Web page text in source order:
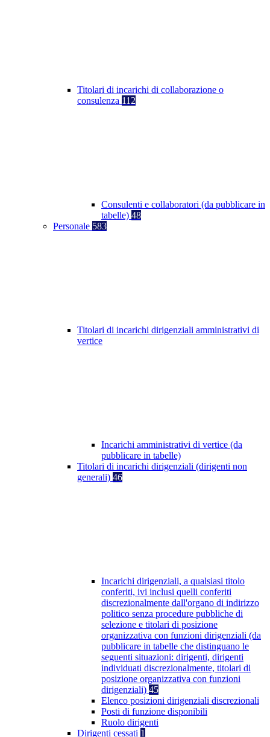
Titolari di incarichi di collaborazione o
consulenza 112
Consulenti e collaboratori (da pubblicare in
tabelle) 48
Personale 583
Titolari di incarichi dirigenziali amministrativi di
vertice
Incarichi amministrativi di vertice (da
pubblicare in tabelle)
Titolari di incarichi dirigenziali (dirigenti non
generali) 46
Incarichi dirigenziali, a qualsiasi titolo
conferiti, ivi inclusi quelli conferiti
discrezionalmente dall'organo di indirizzo
politico senza procedure pubbliche di
selezione e titolari di posizione
organizzativa con funzioni dirigenziali (da
pubblicare in tabelle che distinguano le
seguenti situazioni: dirigenti, dirigenti
individuati discrezionalmente, titolari di
posizione organizzativa con funzioni
dirigenziali) 45
Elenco posizioni dirigenziali discrezionali
Posti di funzione disponibili
Ruolo dirigenti
Dirigenti cessati 1